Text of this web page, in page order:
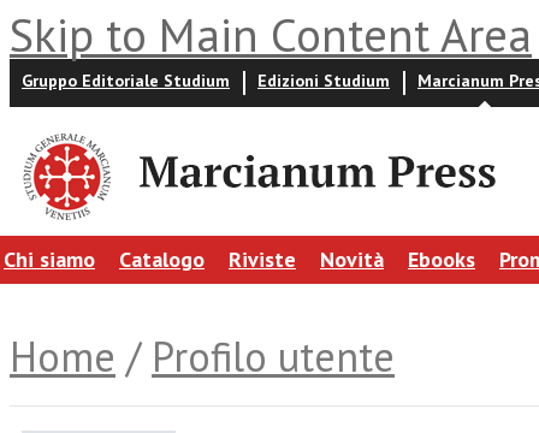
Skip to Main Content Area
Gruppo Editoriale Studium Edizioni Studium Marcianum
Chi siamo Catalogo Riviste Novità Ebooks
Home / Profilo utente